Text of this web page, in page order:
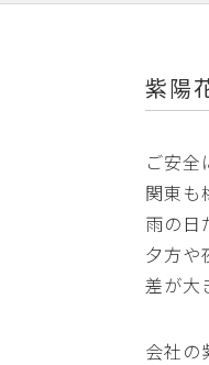
紫陽
ご安全
関東も
雨の日
夕方や
差が
会社の